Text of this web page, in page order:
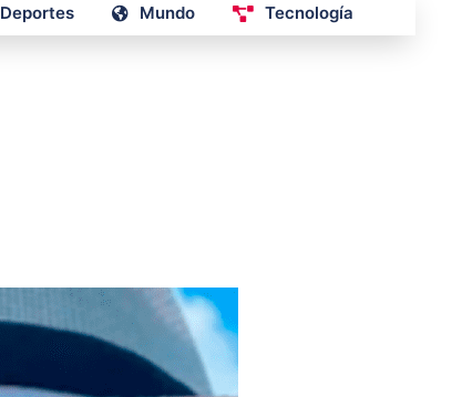
Deportes Mundo Tecnología